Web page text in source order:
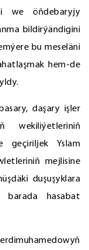
we öňdebaryjy
bildirýändigini
bu meseläni
hem-de
daşary işler
wekiliýetleriniň
geçiriljek Yslam
mejlisine
duşuşyklara
barada hasabat